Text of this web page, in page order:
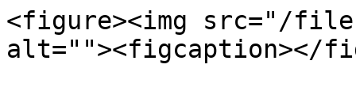
<figure><img src="/
alt=""><figcaption></